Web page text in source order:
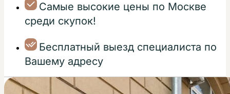
Самые высокие цены по Москве
среди скупок!
Бесплатный выезд специалиста по
Вашему адресу